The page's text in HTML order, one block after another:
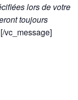
lors de votre
toujours
vc_message]